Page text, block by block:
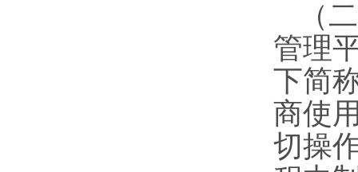
（
管理
下简
商使
切操